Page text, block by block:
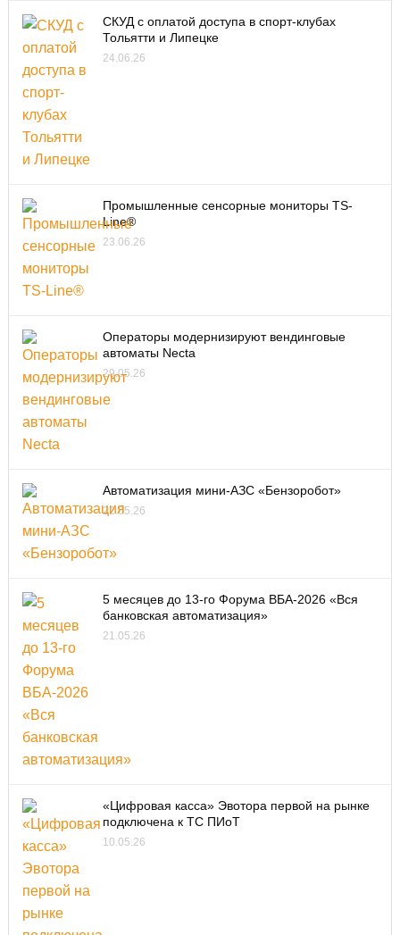
СКУД с оплатой доступа в спорт-клубах
Тольятти и Липецке
24.06.26
Промышленные сенсорные мониторы TS-
Line®
23.06.26
Операторы модернизируют вендинговые
автоматы Necta
29.05.26
Автоматизация мини-АЗС «Бензоробот»
22.05.26
5 месяцев до 13-го Форума ВБА-2026 «Вся
банковская автоматизация»
21.05.26
«Цифровая касса» Эвотора первой на рынке
подключена к ТС ПИоТ
10.05.26